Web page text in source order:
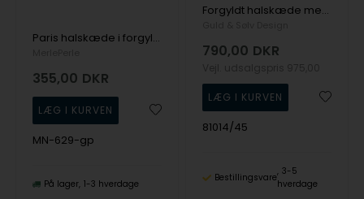
Paris halskæde i forgyldt sølv med barok perlevedhæng fra MerlePerle
355,00 DKR
MN-629-gp
På lager 1-3 hverdage
Forgyldt halskæde med perler og ædelsten - Seville
790,00 DKR
81014/45
Bestillingsvare
3-5
hverdage